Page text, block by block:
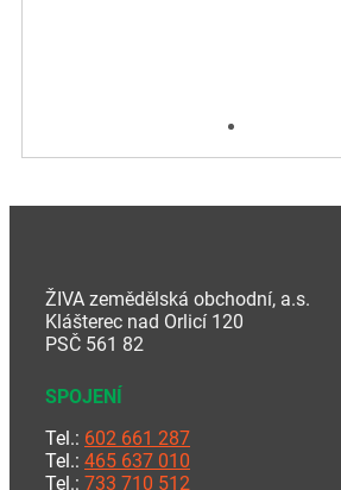
ŽIVA zemědělská obchodní, a.s.
Klášterec nad Orlicí 120
PSČ 561 82
SPOJENÍ
Tel.: 602 661 287
Tel.: 465 637 010
Tel.: 733 710 512